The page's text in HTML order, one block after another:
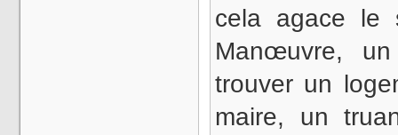
cela agace le
Manœuvre,
trouver un
maire, un